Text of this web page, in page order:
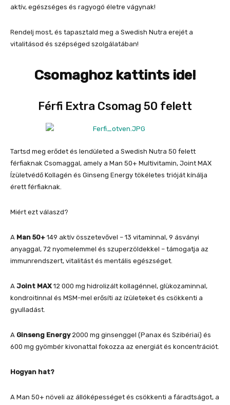
aktív, egészséges és ragyogó életre vágynak!
Rendelj most, és tapasztald meg a Swedish Nutra erejét a
vitalitásod és szépséged szolgálatában!
Csomaghoz kattints ide!
Férfi Extra Csomag 50 felett
Tartsd meg erődet és lendületed a Swedish Nutra 50 felett
férfiaknak Csomaggal, amely a Man 50+ Multivitamin, Joint MAX
Ízületvédő Kollagén és Ginseng Energy tökéletes trióját kínálja
érett férfiaknak.
Miért ezt válaszd?
A Man 50+ 149 aktív összetevővel – 13 vitaminnal, 9 ásványi
anyaggal, 72 nyomelemmel és szuperzöldekkel – támogatja az
immunrendszert, vitalitást és mentális egészséget.
A Joint MAX 12 000 mg hidrolizált kollagénnel, glükozaminnal,
kondroitinnal és MSM-mel erősíti az ízületeket és csökkenti a
gyulladást.
A Ginseng Energy2000 mg ginsenggel (Panax és Szibériai) és
600 mg gyömbér kivonattal fokozza az energiát és koncentrációt.
Hogyan hat?
A Man 50+ növeli az állóképességet és csökkenti a fáradtságot, a